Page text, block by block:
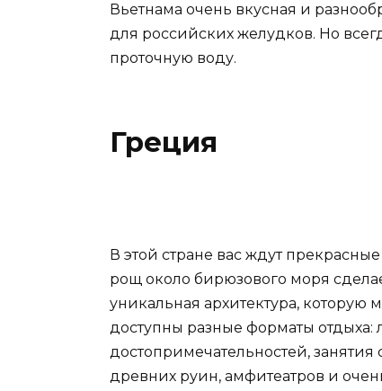
Вьетнама очень вкусная и
для российских желудков. Но
проточную воду.
Греция
В этой стране вас ждут
рощ около бирюзового моря
уникальная архитектура, которую
доступны разные форматы
достопримечательностей,
древних руин, амфитеатров и